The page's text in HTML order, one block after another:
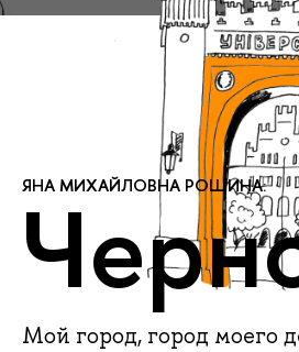
ЯНА МИХАЙЛОВНА РОЩИНА:
Мой город, город моего